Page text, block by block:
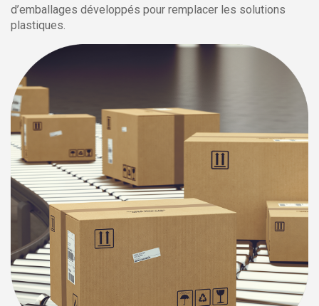
d’emballages développés pour remplacer les solutions
plastiques.